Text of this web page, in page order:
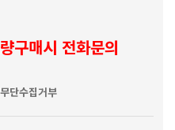
구매시 전화문의
단수집거부